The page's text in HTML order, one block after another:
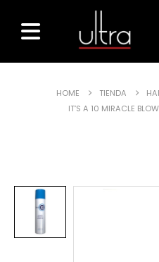
HOME TIENDA
IT’S A 10 MIRACLE